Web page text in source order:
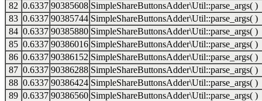
82 0.6337 90385608 SimpleShareButtonsAdder\Util::parse_args( )
83 0.6337 90385744 SimpleShareButtonsAdder\Util::parse_args( )
84 0.6337 90385880 SimpleShareButtonsAdder\Util::parse_args( )
85 0.6337 90386016 SimpleShareButtonsAdder\Util::parse_args( )
86 0.6337 90386152 SimpleShareButtonsAdder\Util::parse_args( )
87 0.6337 90386288 SimpleShareButtonsAdder\Util::parse_args( )
88 0.6337 90386424 SimpleShareButtonsAdder\Util::parse_args( )
89 0.6337 90386560 SimpleShareButtonsAdder\Util::parse_args( )